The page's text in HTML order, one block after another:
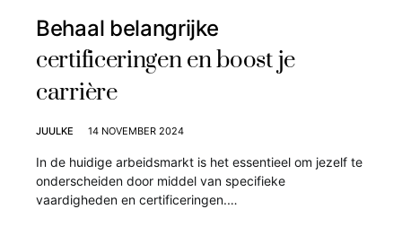
Behaal belangrijke
certificeringen en boost je
carrière
JUULKE 14 NOVEMBER 2024
In de huidige arbeidsmarkt is het essentieel om jezelf te
onderscheiden door middel van specifieke
vaardigheden en certificeringen.…